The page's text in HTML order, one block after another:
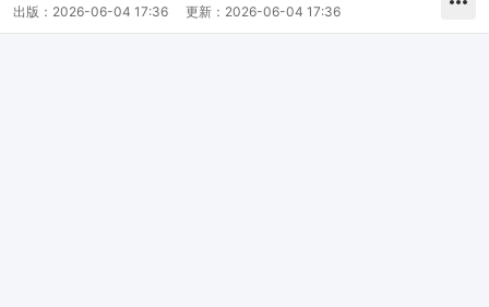
出版： 2026-06-04 17:36 更新： 2026-06-04 17:36